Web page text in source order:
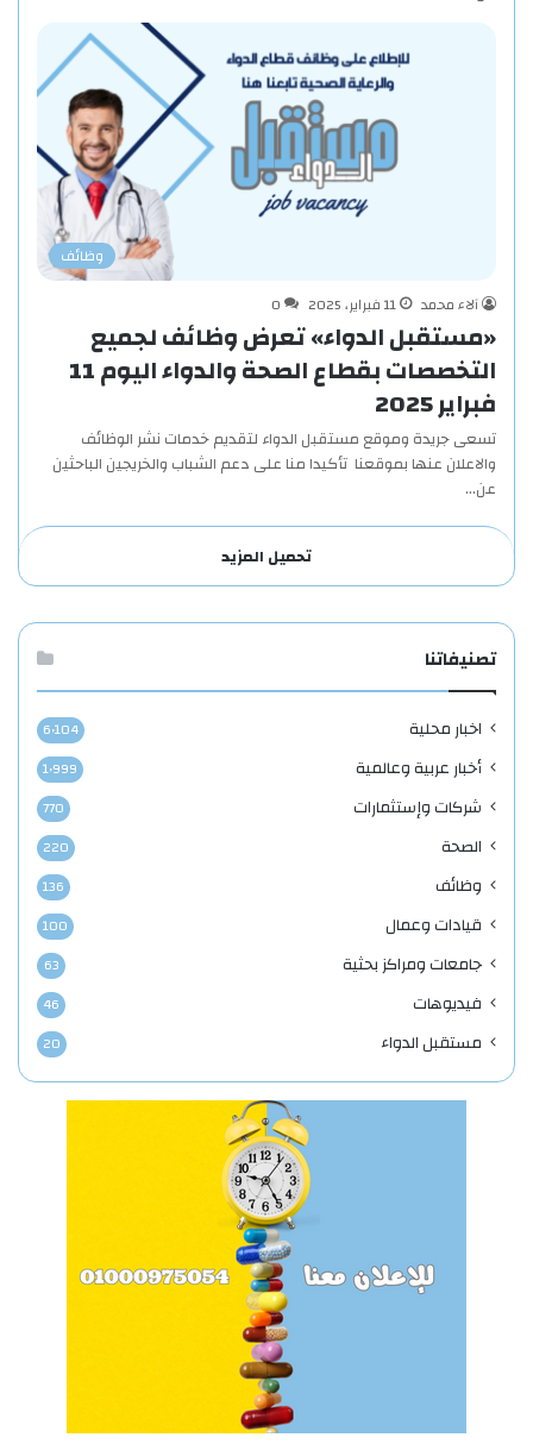
وظائف
آلاء محمد
11 فبراير، 2025 0
«مستقبل الدواء» تعرض وظائف لجميع
التخصصات بقطاع الصحة والدواء اليوم 11
فبراير 2025
تسعى جريدة وموقع مستقبل الدواء لتقديم خدمات نشر الوظائف
والاعلان عنها بموقعنا تأكيدا منا على دعم الشباب والخريجين الباحثين
عن…
تحميل المزيد
تصنيفاتنا
اخبار محلية 6٬104
أخبار عربية وعالمية 1٬999
شركات وإستثمارات 770
الصحة 220
وظائف 136
قيادات وعمال 100
جامعات ومراكز بحثية 63
فيديوهات 46
مستقبل الدواء 20